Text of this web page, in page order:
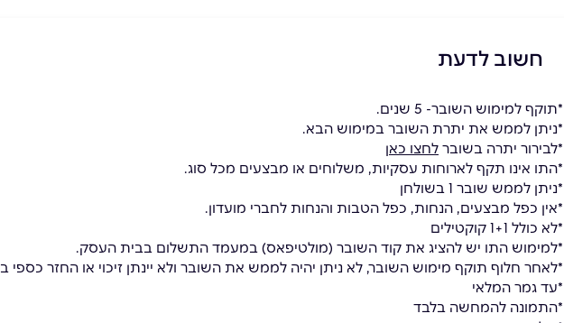
חשוב לדעת
*תוקף למימוש השובר- 5 שנים.
*ניתן לממש את יתרת השובר במימוש הבא.
*לבירור יתרה בשובר לחצו כאן
*התו אינו תקף לארוחות עסקיות, משלוחים או מבצעים מכל סוג.
*ניתן לממש שובר 1 בשולחן
*אין כפל מבצעים, הנחות, כפל הטבות והנחות לחברי מועדון.
*לא כולל 1+1 קוקטילים
*למימוש התו יש להציג את קוד השובר (מולטיפאס) במעמד התשלום בבית העסק.
*לאחר חלוף תוקף מימוש השובר, לא ניתן יהיה לממש את השובר ולא יינתן זיכוי או החזר כספי
*עד גמר המלאי
*התמונה להמחשה בלבד